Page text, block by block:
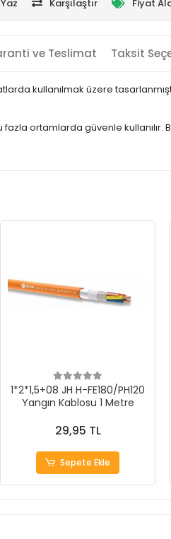
Karşılaştır Fiyat
ve Teslimat Taksit
kullanılmak üzere
ortamlarda güvenle kullanılır.
1*2*1,5+08 JH H-FE180/PH120
Yangın Kablosu 1 Metre
29,95 TL
Sepete Ekle